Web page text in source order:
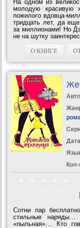
На одном из
молодую красивую
пожилого вдовца-
тридцать лет, да
за миллионами! Но
не на шутку
О КНИГЕ
Сотни пар
стильные
«пыльная»… Кто